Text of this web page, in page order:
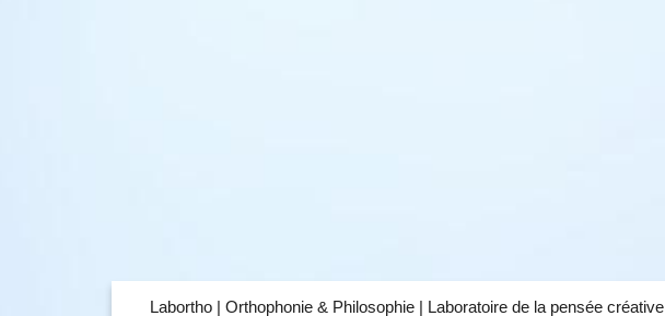
Labortho | Orthophonie & Philosophie | Laboratoire de la pensée créative